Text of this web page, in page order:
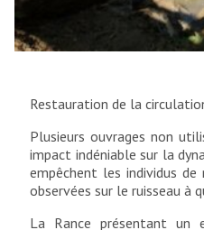
Restauration de la
Plusieurs ouvrages non
impact indéniable sur la
empêchent les individus
observées sur le ruisseau à
La Rance présentant un